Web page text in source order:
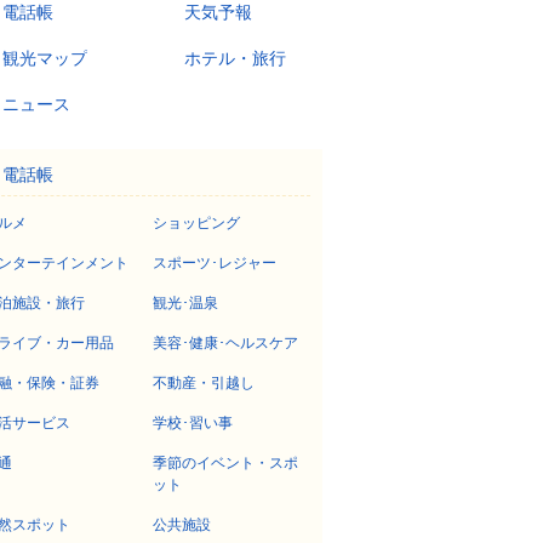
電話帳
天気予報
観光マップ ホテル・旅行
ニュース
電話帳
メ ショッピング
ターテインメント スポーツ･レジャー
施設・旅行 観光･温泉
イブ・カー用品 美容･健康･ヘルスケア
・保険・証券 不動産・引越し
サービス 学校･習い事
季節のイベント・スポ
ット
スポット 公共施設